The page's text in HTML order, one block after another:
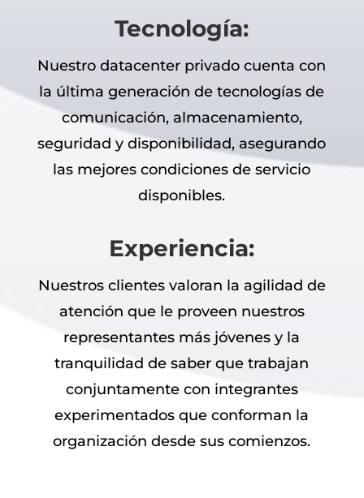
Tecnología:
Nuestro datacenter privado cuenta con
la última generación de tecnologías de
comunicación, almacenamiento,
seguridad y disponibilidad, asegurando
las mejores condiciones de servicio
disponibles.
Experiencia:
Nuestros clientes valoran la agilidad de
atención que le proveen nuestros
representantes más jóvenes y la
tranquilidad de saber que trabajan
conjuntamente con integrantes
experimentados que conforman la
organización desde sus comienzos.